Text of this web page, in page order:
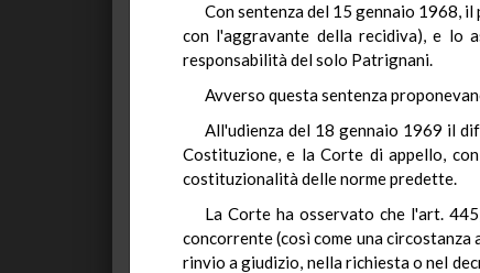
Con sentenza del 15 gennaio 1968,
con l'aggravante della recidiva), e lo
responsabilità del solo Patrignani.
Avverso questa sentenza
All'udienza del 18 gennaio 1969 il
Costituzione, e la Corte di appello,
costituzionalità delle norme predette.
La Corte ha osservato che l'art.
concorrente (così come una
rinvio a giudizio, nella richiesta o nel